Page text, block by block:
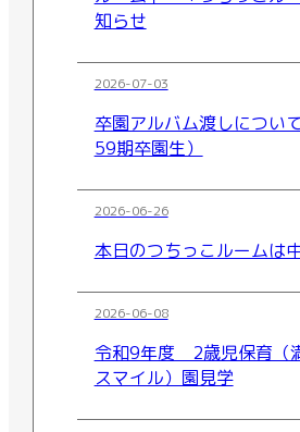
知らせ
2026-07-03
卒園アルバム渡しについ
59期卒園生）
2026-06-26
本日のつちっこルームは
2026-06-08
令和9年度 2歳児保育（
スマイル）園見学